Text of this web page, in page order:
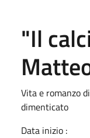
"Il
Vita e romanzo
dimenticato
Data inizio :